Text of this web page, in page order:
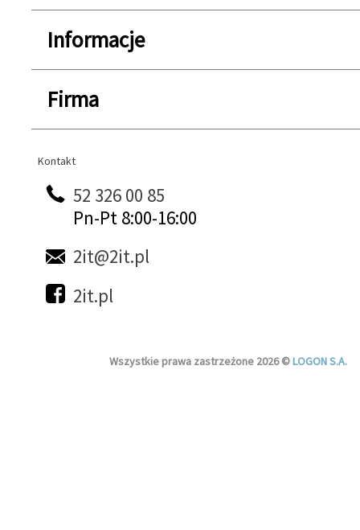
Informacje
Firma
Kontakt
Kontakt
52 326 00 85
Pn-Pt 8:00-16:00
2it@2it.pl
2it.pl
Wszystkie prawa zastrzeżone 2026 ©LOGON S.A.